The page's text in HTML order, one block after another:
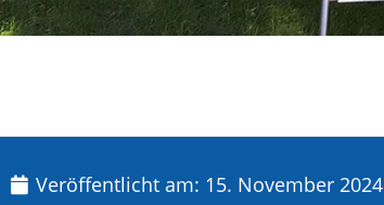
Veröffentlicht am: 15. November 2024